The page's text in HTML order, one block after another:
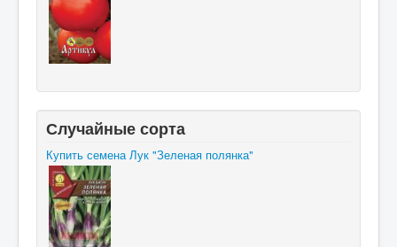
Случайные сорта
Купить семена Лук "Зеленая полянка"